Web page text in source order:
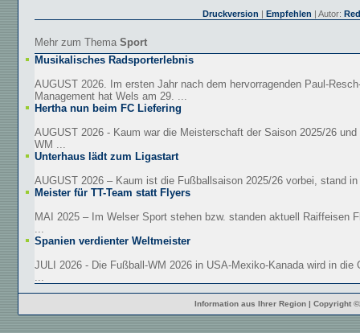
Druckversion | Empfehlen | Autor:
Mehr zum Thema Sport
Musikalisches Radsporterlebnis
AUGUST 2026. Im ersten Jahr nach dem hervorragenden Paul-
Management hat Wels am 29. ...
Hertha nun beim FC Liefering
AUGUST 2026 - Kaum war die Meisterschaft der Saison 2025/26
WM ...
Unterhaus lädt zum Ligastart
AUGUST 2026 – Kaum ist die Fußballsaison 2025/26 vorbei, stand
Meister für TT-Team statt Flyers
MAI 2025 – Im Welser Sport stehen bzw. standen aktuell Raiffeisen
...
Spanien verdienter Weltmeister
JULI 2026 - Die Fußball-WM 2026 in USA-Mexiko-Kanada wird in die
...
Information aus Ihrer Region | Copyright